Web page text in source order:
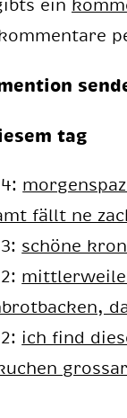
ein
tag
fällt ne
schö­ne
ich find